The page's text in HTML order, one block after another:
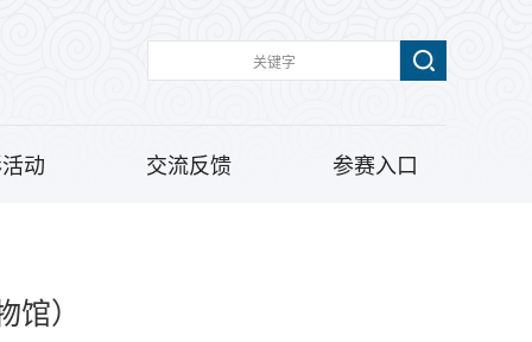
动 交流反馈 参赛入口
）